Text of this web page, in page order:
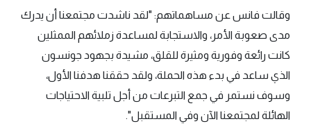
وقالت فانس عن مساهماتهم: "لقد ناشدت مجتمعنا أن يدرك
مدى صعوبة الأمر، والاستجابة لمساعدة زملائهم الممثلين
كانت رائعة وفورية ومثيرة للقلق، مشيدة بجهود جونسون
الذي ساعد في بدء هذه الحملة، ولقد حققنا هدفنا الأول،
وسوف نستمر في جمع التبرعات من أجل تلبية الاحتياجات
الهائلة لمجتمعنا الآن وفي المستقبل".